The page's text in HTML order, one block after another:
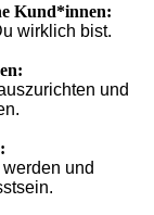
Kund*innen:
wirklich bist.
und
und